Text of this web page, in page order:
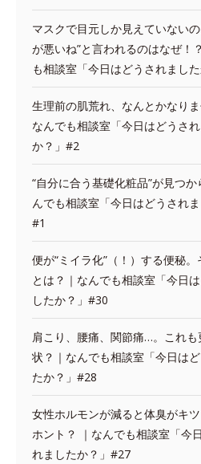
マスクで目元しか見えていない
が悪いね”と言われるのはなぜ！
も相談室「今日はどうされまし
生理前の肌荒れ、なんとかなりま
なんでも相談室「今日はどうさ
か？」#2
“自分に合う基礎化粧品”が見つ
んでも相談室「今日はどうされま
#1
便が“ミイラ化”（！）する便秘
とは？｜なんでも相談室「今日
したか？」#30
肩こり、腰痛、関節痛…。これも
状？｜なんでも相談室「今日は
たか？」#28
女性ホルモンが減ると体臭がキ
ホント？ ｜なんでも相談室「今
れましたか？」#27